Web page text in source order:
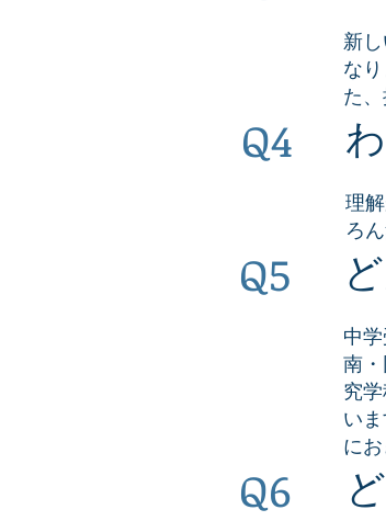
新
な
た
Q4
理
ろ
Q5
中
南
究
い
に
Q6